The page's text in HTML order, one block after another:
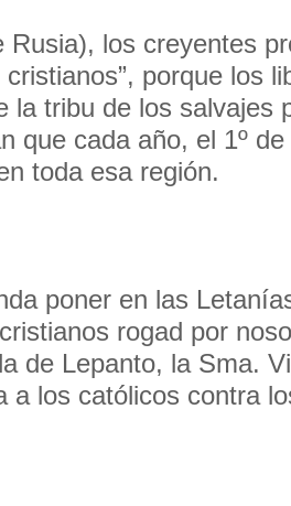
Rusia), los creyentes
cristianos”, porque los
la tribu de los salvajes
que cada año, el 1º
toda esa región.
poner en las
rogad por
de Lepanto, la Sma.
a los católicos contra